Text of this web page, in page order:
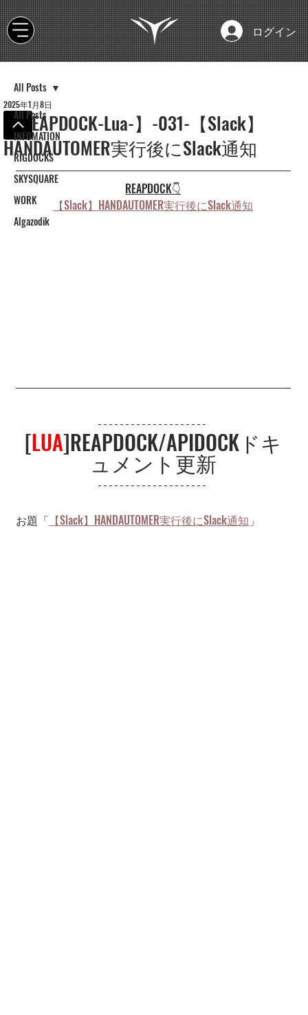
ログイン
All Posts
INFOMATION
RIGDOCKS
SKYSQUARE
WORK
Algazodik
All Posts
【REAPDOCK-Lua-】-031-【Slack】
HANDAUTOMER実行後にSlack通知
2025年1月8日
REAPDOCK👇
【Slack】 HANDAUTOMER実行後にSlack通知
[LUA]REAPDOCK/APIDOCKドキ
ュメント更新
お題「 【Slack】 HANDAUTOMER実行後にSlack通知 」